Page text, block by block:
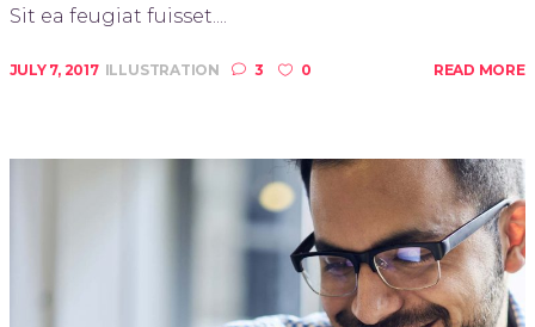
Sit ea feugiat fuisset....
JULY 7, 2017 ILLUSTRATION 3 0 READ MORE